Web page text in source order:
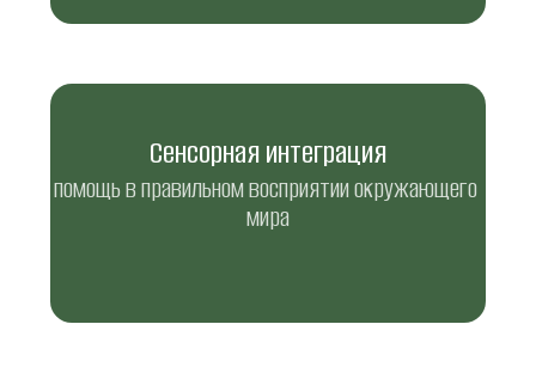
Сенсорная интеграция
помощь в правильном восприятии окружающего
мира